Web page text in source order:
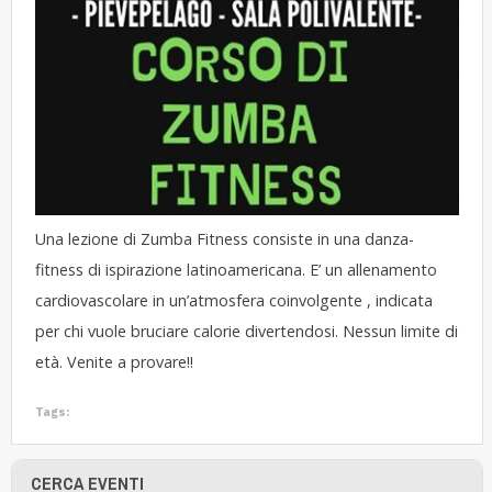
Una lezione di Zumba Fitness consiste in una danza-
fitness di ispirazione latinoamericana. E’ un allenamento
cardiovascolare in un’atmosfera coinvolgente , indicata
per chi vuole bruciare calorie divertendosi. Nessun limite di
età. Venite a provare!!
Tags:
CERCA EVENTI